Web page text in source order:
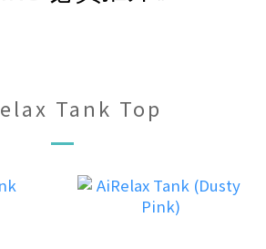
Tank Top